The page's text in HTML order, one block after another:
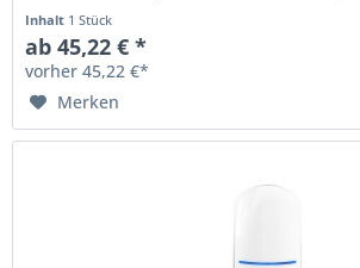
Inhalt 1 Stück
ab 45,22 € *
vorher 45,22 €*
Merken